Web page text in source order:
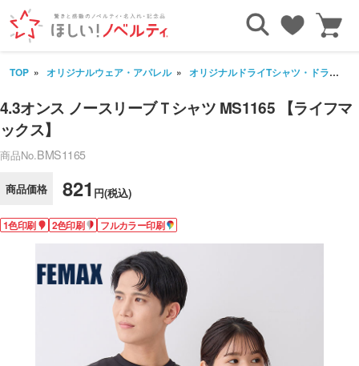
TOP オリジナルウェア・アパレル オリジナルドライTシャツ・ドライウェア(半袖・長袖)
4.3オンス ノースリーブＴシャツ MS1165 【ライフマ
ックス】
商品No.BMS1165
商品価格 821 円(税込)
1色印刷 2色印刷 フルカラー印刷